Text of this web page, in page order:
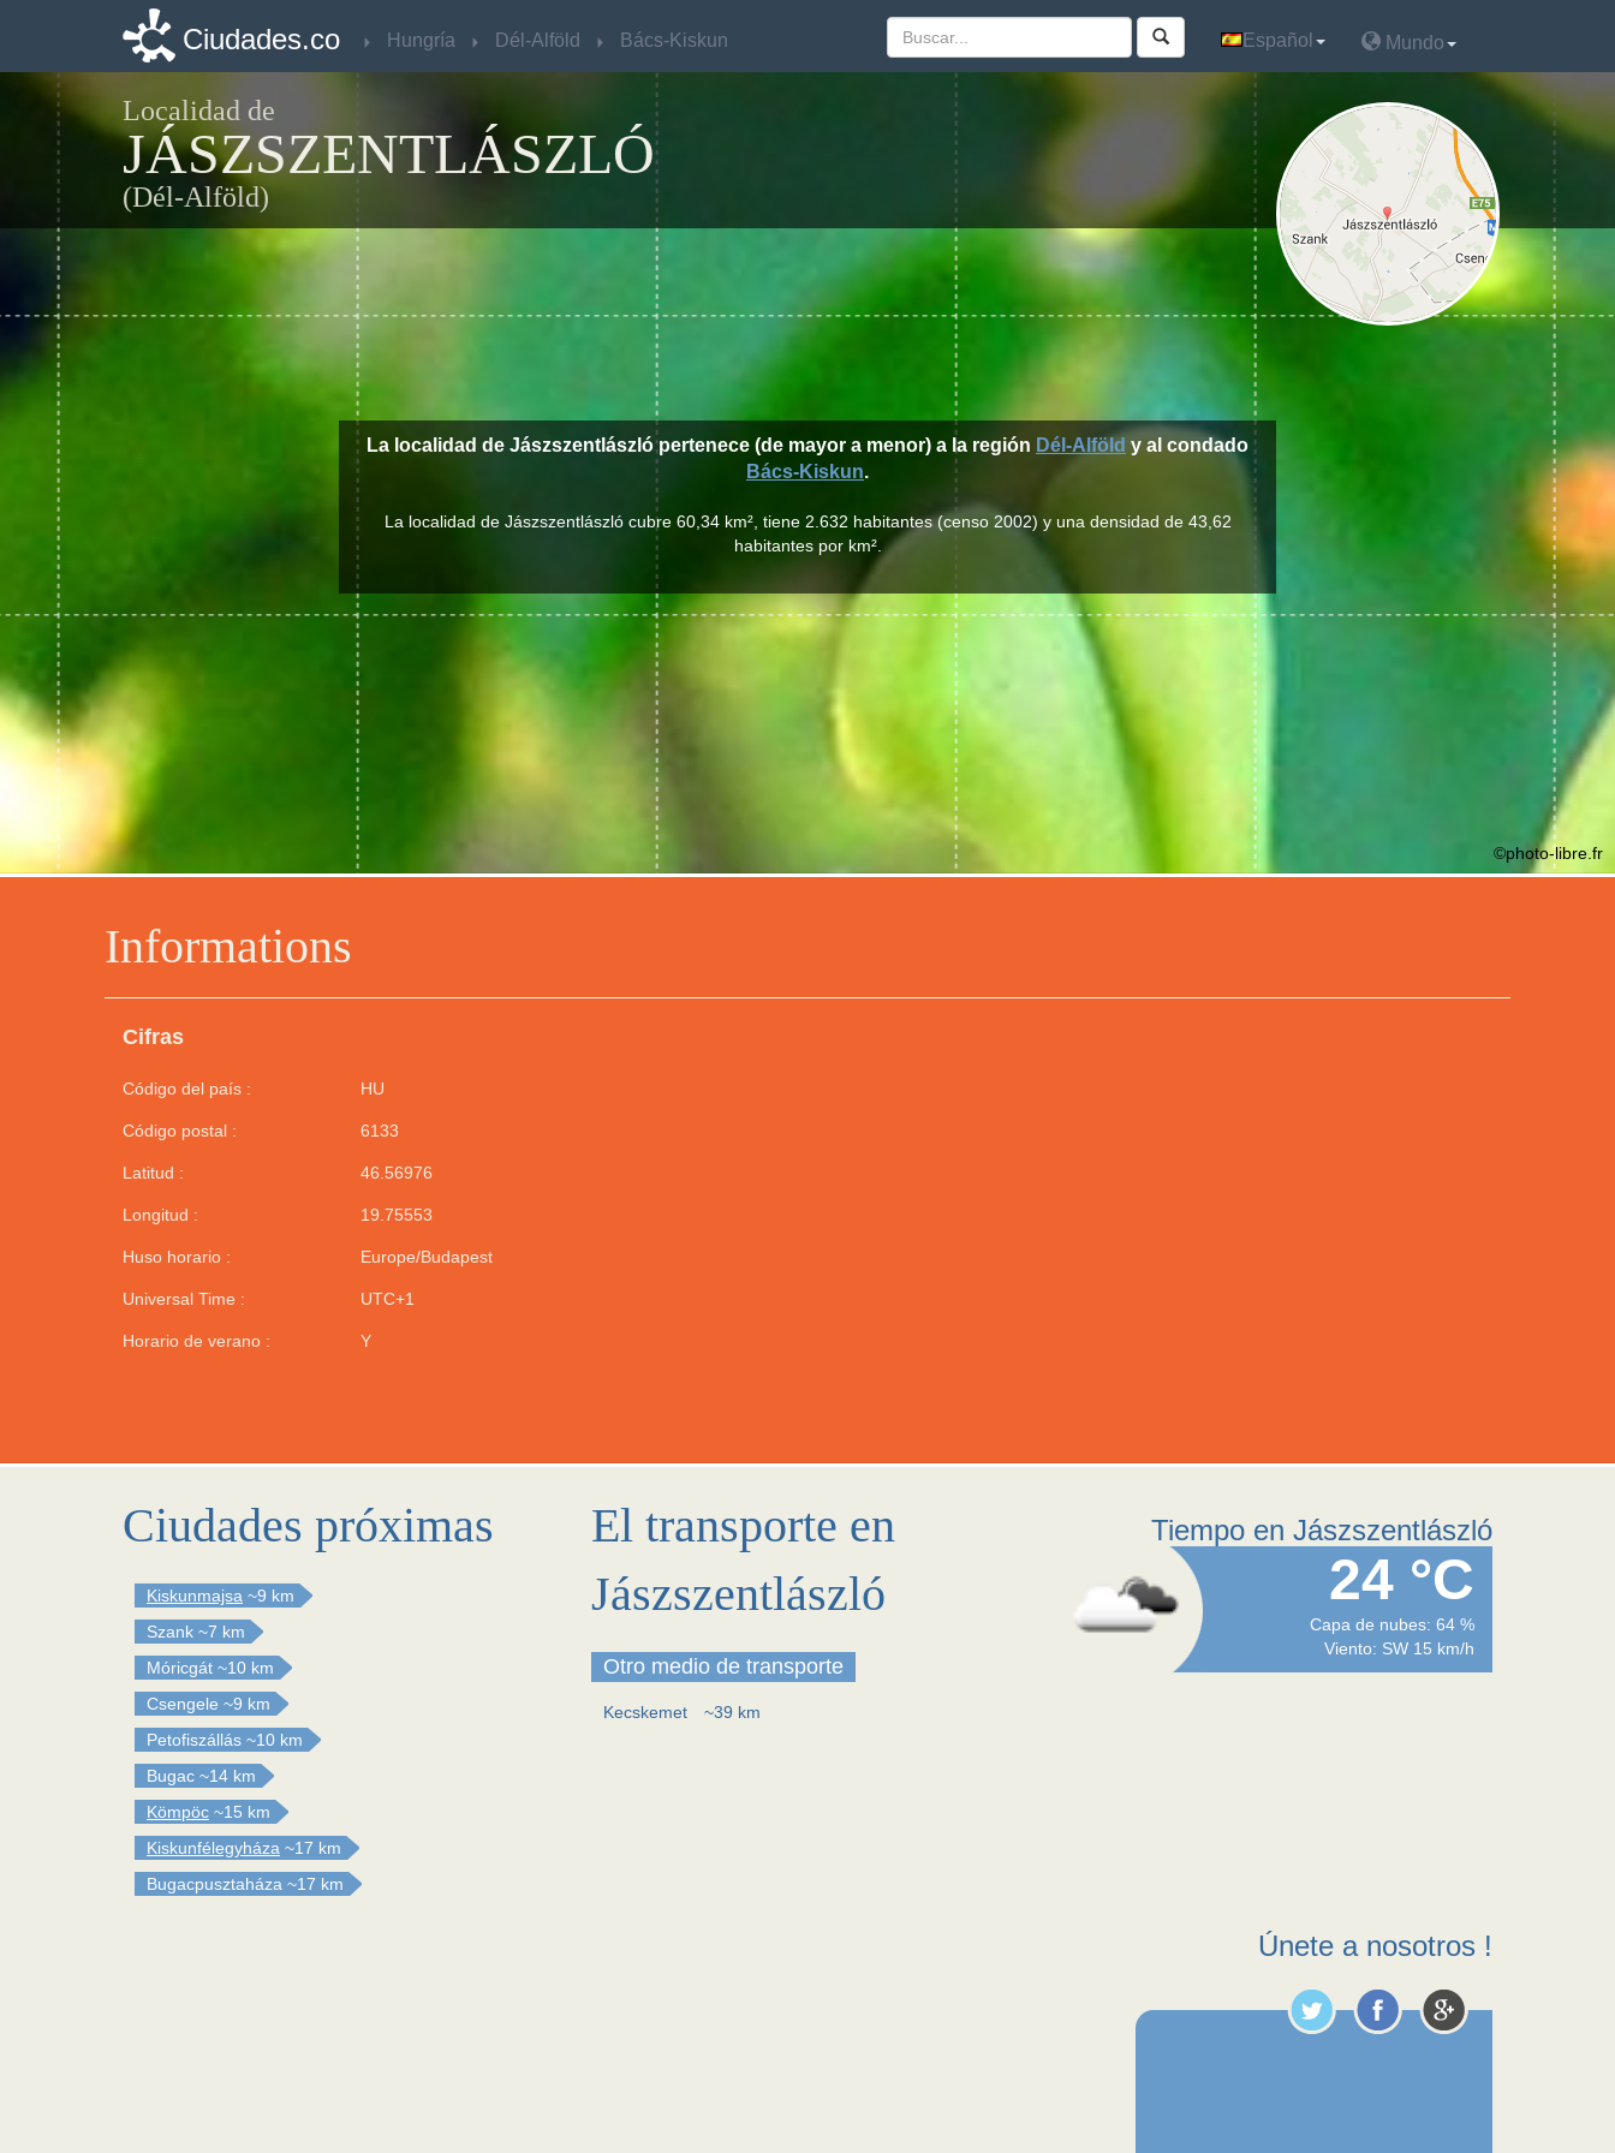
Ciudades.co Hungría Dél-Alföld Bács-Kiskun Español Mundo
Localidad de
JÁSZSZENTLÁSZLÓ
(Dél-Alföld)
Informations
Cifras
Código del país : HU
Código postal : 6133
Latitud : 46.56976
Longitud : 19.75553
Huso horario : Europe/Budapest
Universal Time : UTC+1
Horario de verano : Y
La localidad de Jászszentlászló pertenece (de mayor a menor) a la región Dél-Alföld y al condado
Bács-Kiskun.
La localidad de Jászszentlászló cubre 60,34 km², tiene 2.632 habitantes (censo 2002) y una densidad de 43,62
habitantes por km².
©photo-libre.fr
Ciudades próximas
Kiskunmajsa ~9 km
Szank ~7 km
Móricgát ~10 km
Csengele ~9 km
Petofiszállás ~10 km
Bugac ~14 km
Kömpöc ~15 km
Kiskunfélegyháza ~17 km
Bugacpusztaháza ~17 km
El transporte en
Jászszentlászló
Otro medio de transporte
Kecskemet ~39 km
Tiempo en Jászszentlászló
24 °C
Capa de nubes: 64 %
Viento: SW 15 km/h
Únete a nosotros !
Ciudades.co Hungría Dél-Alföld Bács-Kiskun Español Mundo